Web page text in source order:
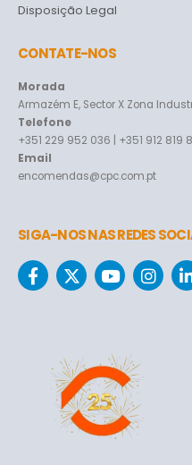
Disposição Legal
CONTATE-NOS
Morada
Armazém E, Sector X Zona
Telefone
+351 229 952 036 | +351 912 819
Email
encomendas@cpc.com.pt
SIGA-NOS NAS REDES